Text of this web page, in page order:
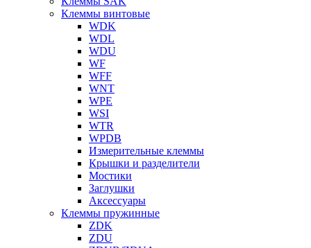
Клеммы винтовые
WDK
WDL
WDU
WF
WFF
WNT
WPE
WSI
WTR
WPDB
Измерительные клеммы
Крышки и разделители
Мостики
Заглушки
Аксессуары
Клеммы пружинные
ZDK
ZDU